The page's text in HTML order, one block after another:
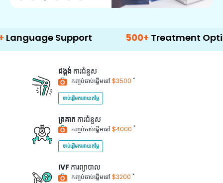
Support 500+ Treatment Options
ជង្គង់ ការជំនួស
កញ្ចប់ចាប់ផ្តើមនៅ $3500 *
ចាប់ផ្តើមការវាយតម្លៃ
ត្រគាក ការជំនួស
កញ្ចប់ចាប់ផ្តើមនៅ $4000 *
ចាប់ផ្តើមការវាយតម្លៃ
IVF ការព្យាបាល
កញ្ចប់ចាប់ផ្តើមនៅ $3200 *